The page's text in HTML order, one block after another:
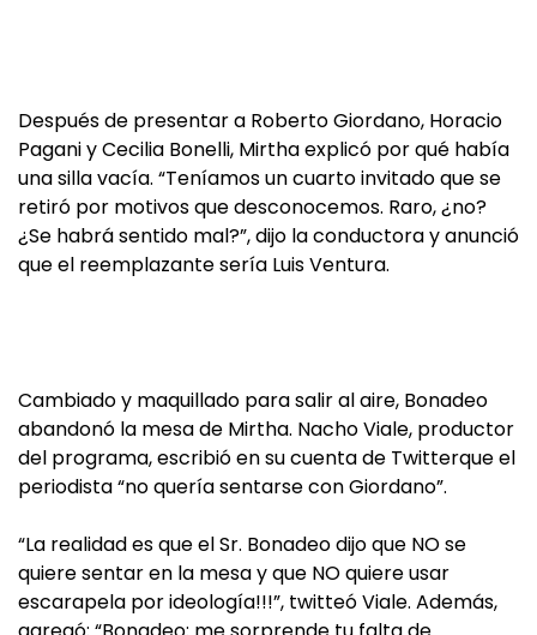
Después de presentar a Roberto Giordano, Horacio
Pagani y Cecilia Bonelli, Mirtha explicó por qué había
una silla vacía. “Teníamos un cuarto invitado que se
retiró por motivos que desconocemos. Raro, ¿no?
¿Se habrá sentido mal?”, dijo la conductora y anunció
que el reemplazante sería Luis Ventura.
Cambiado y maquillado para salir al aire, Bonadeo
abandonó la mesa de Mirtha. Nacho Viale, productor
del programa, escribió en su cuenta de Twitterque el
periodista “no quería sentarse con Giordano”.
“La realidad es que el Sr. Bonadeo dijo que NO se
quiere sentar en la mesa y que NO quiere usar
escarapela por ideología!!!”, twitteó Viale. Además,